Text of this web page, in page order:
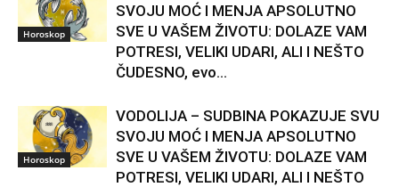
Horoskop
SVOJU MOĆ I MENJA APSOLUTNO
SVE U VAŠEM ŽIVOTU: DOLAZE VAM
POTRESI, VELIKI UDARI, ALI I NEŠTO
ČUDESNO, evo...
Horoskop
VODOLIJA – SUDBINA POKAZUJE SVU
SVOJU MOĆ I MENJA APSOLUTNO
SVE U VAŠEM ŽIVOTU: DOLAZE VAM
POTRESI, VELIKI UDARI, ALI I NEŠTO